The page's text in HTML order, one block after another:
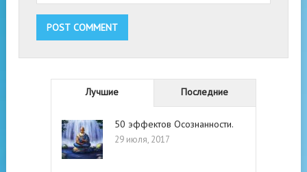
Лучшие Последние
50 эффектов Осознанности.
29 июля, 2017